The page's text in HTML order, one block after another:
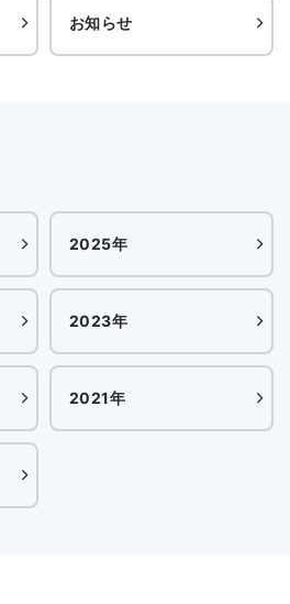
お知らせ
2025年
2023年
2021年